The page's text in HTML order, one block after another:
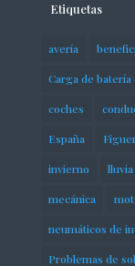
Etiquetas
avería
Carga de batería
coches
España
invierno lluvia
mecánica
neumáticos de
Problemas de